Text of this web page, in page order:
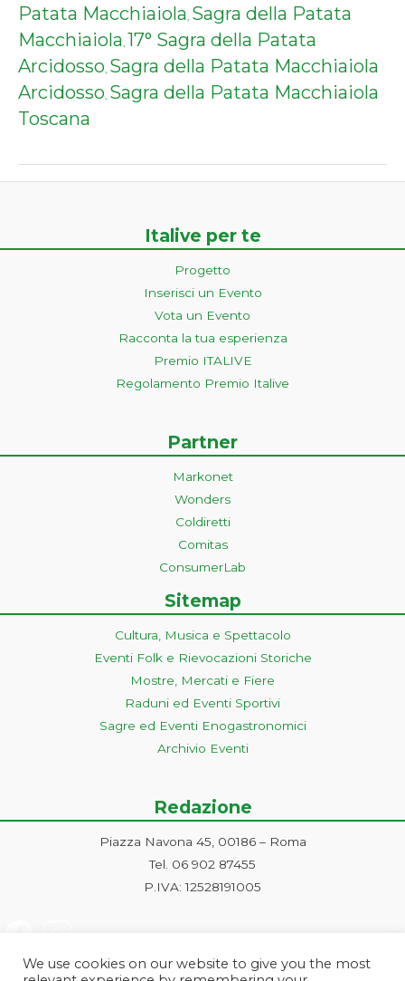
Patata Macchiaiola, Sagra della Patata
Macchiaiola, 17° Sagra della Patata
Arcidosso, Sagra della Patata Macchiaiola
Arcidosso, Sagra della Patata Macchiaiola
Toscana
Italive per te
Progetto
Inserisci un Evento
Vota un Evento
Racconta la tua esperienza
Premio ITALIVE
Regolamento Premio Italive
Partner
Markonet
Wonders
Coldiretti
Comitas
ConsumerLab
Sitemap
Cultura, Musica e Spettacolo
Eventi Folk e Rievocazioni Storiche
Mostre, Mercati e Fiere
Raduni ed Eventi Sportivi
Sagre ed Eventi Enogastronomici
Archivio Eventi
Redazione
Piazza Navona 45, 00186 – Roma
Tel. 06 902 87455
P.IVA: 12528191005
We use cookies on our website to give you the most